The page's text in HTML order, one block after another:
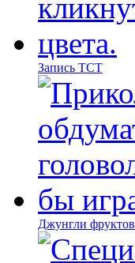
Запись ТСТ
Джунгли фруктов